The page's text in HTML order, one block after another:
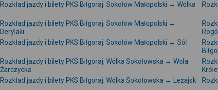
Rozkład jazdy i bilety PKS Biłgoraj: Sokołów Małopolski → Wólka
Rozkład jazdy i bilety PKS Biłgoraj: Sokołów Małopolski →
Derylaki
Rozkład jazdy i bilety PKS Biłgoraj: Sokołów Małopolski → Sól
Rozkład jazdy i bilety PKS Biłgoraj: Wólka Sokołowska → Wola
Żarczycka
Rozkład jazdy i bilety PKS Biłgoraj: Wólka Sokołowska → Leżajsk